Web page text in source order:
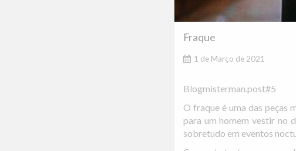
Fraque
1 de Março de 2021
Blogmisterman.post#5
O fraque é uma das peças
para um homem vestir no
sobretudo em eventos